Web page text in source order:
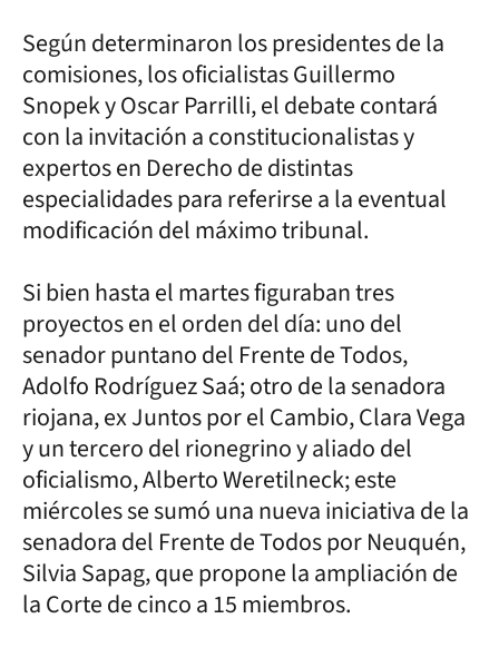
Según determinaron los presidentes de la
comisiones, los oficialistas Guillermo
Snopek y Oscar Parrilli, el debate contará
con la invitación a constitucionalistas y
expertos en Derecho de distintas
especialidades para referirse a la eventual
modificación del máximo tribunal.
Si bien hasta el martes figuraban tres
proyectos en el orden del día: uno del
senador puntano del Frente de Todos,
Adolfo Rodríguez Saá; otro de la senadora
riojana, ex Juntos por el Cambio, Clara Vega
y un tercero del rionegrino y aliado del
oficialismo, Alberto Weretilneck; este
miércoles se sumó una nueva iniciativa de la
senadora del Frente de Todos por Neuquén,
Silvia Sapag, que propone la ampliación de
la Corte de cinco a 15 miembros.